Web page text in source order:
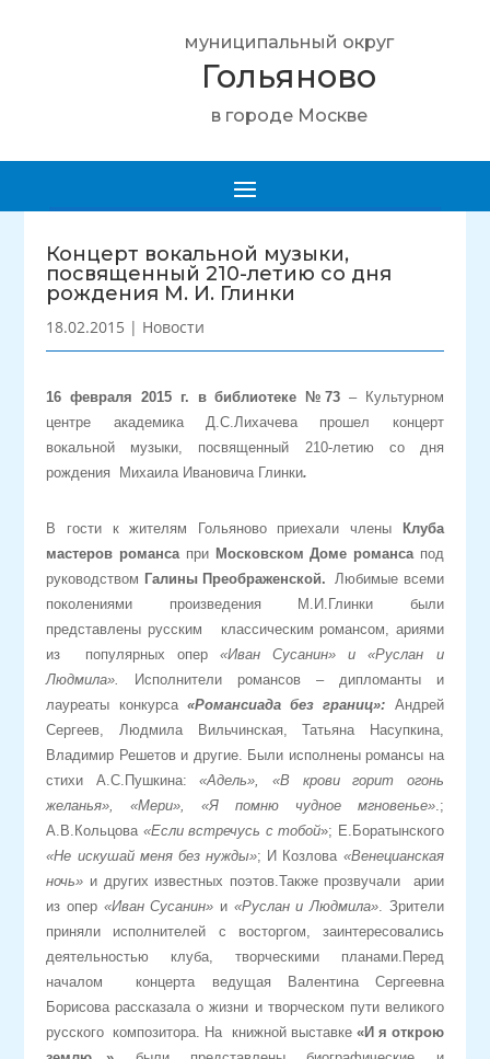
муниципальный округ
Гольяново
в городе Москве
Концерт вокальной музыки,
посвященный 210-летию со дня
рождения М. И. Глинки
18.02.2015 | Новости
16 февраля 2015 г. в библиотеке №73 – Культурном
центре академика Д.С.Лихачева прошел концерт
вокальной музыки, посвященный 210-летию со дня
рождения Михаила Ивановича Глинки.
В гости к жителям Гольяново приехали члены
Клуба
мастеров романса приМосковском Доме романса под
руководством Галины Преображенской.Любимые всеми
поколениями произведения М.И.Глинки были
представлены русским классическим романсом, ариями
из популярных опер «Иван Сусанин» и «Руслан и
Людмила».
Исполнители романсов – дипломанты и
лауреаты конкурса «Романсиада без границ»: Андрей
Сергеев, Людмила Вильчинская, Татьяна Насупкина,
Владимир Решетов и другие. Были исполнены романсы на
стихи А.С.Пушкина:«Адель», «В крови горит огонь
желанья», «Мери», «Я помню чудное мгновенье».;
А.В.Кольцова «Если встречусь с тобой»; Е.Боратынского
«Не искушай меня без нужды»; И Козлова «Венецианская
ночь» и других известных поэтов.Также прозвучали арии
из опер «Иван Сусанин» и «Руслан и Людмила». Зрители
приняли исполнителей с восторгом, заинтересовались
деятельностью клуба, творческими планами.Перед
началом концерта ведущая Валентина Сергеевна
Борисова рассказала о жизни и творческом пути великого
русского композитора. На книжной выставке «И я открою